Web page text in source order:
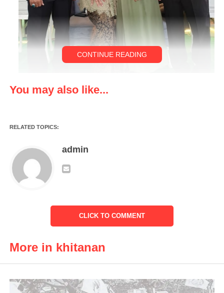
anggota Mapolsek Kecamatan Menes, Kabupaten Pandeglang,
Provinsi Banten, menggelar acara Tasyakuran Khitanan putra
ke-2 nya pada Rabu,(03/05/2023)
Kavling Kampung Baru, Rt 04, Rw 10. Desa Labuan,
Kecamatan Labuan Kabupaten Pandeglang – Banten, sekira
CONTINUE READING
You may also like...
RELATED TOPICS:
admin
CLICK TO COMMENT
More in khitanan